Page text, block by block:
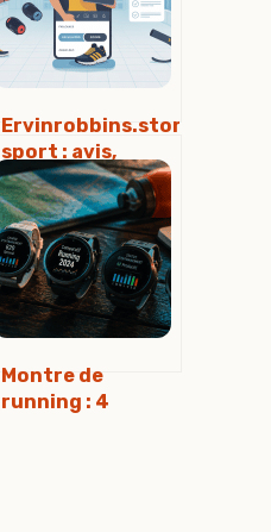
Ervinrobbins.store
sport : avis,
fiabilité et choix
des meilleurs
équipements
Montre de
running : 4